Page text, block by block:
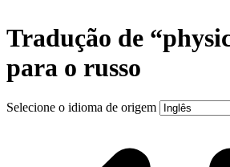
Tradução de
para o russo
Selecione o idioma de origem